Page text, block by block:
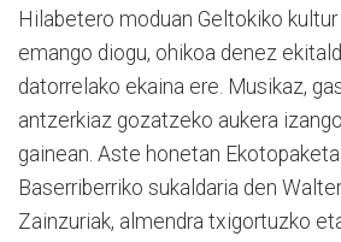
Hilabetero moduan Geltokiko
emango diogu, ohikoa denez
datorrelako ekaina ere. Musikaz,
antzerkiaz gozatzeko aukera
gainean. Aste honetan
Baserriberriko sukaldaria den
Zainzuriak, almendra txigortuzko